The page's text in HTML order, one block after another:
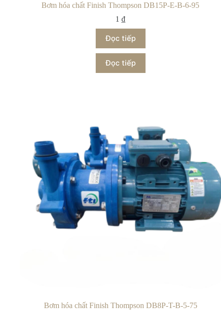
Bơm hóa chất Finish Thompson DB15P-E-B-6-95
1 ₫
Đọc tiếp
Đọc tiếp
Bơm hóa chất Finish Thompson DB8P-T-B-5-75